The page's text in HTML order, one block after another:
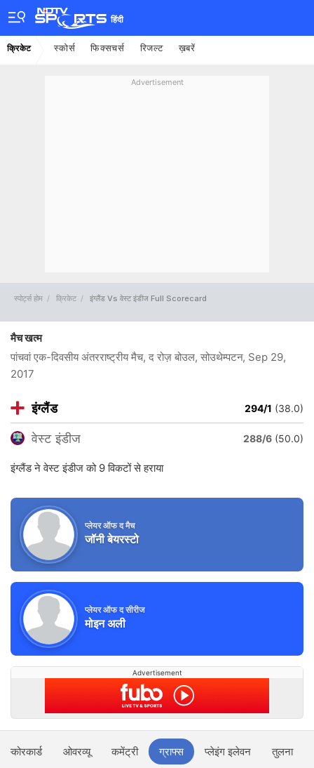
हिंदी
क्रिकेट स्कोर्स फिक्सचर्स रिजल्ट ख़बरें
Advertisement
स्पोर्ट्स होम क्रिकेट इंग्लैंड Vs वेस्ट इंडीज Full Scorecard
मैच खत्म
पांचवां एक-दिवसीय अंतरराष्ट्रीय मैच, द रोज़ बोउल, सोउथेम्पटन, Sep 29,
2017
इंग्लैंड 294/1 (38.0)
वेस्ट इंडीज 288/6 (50.0)
इंग्लैंड ने वेस्ट इंडीज को 9 विकटों से हराया
प्लेयर ऑफ द मैच
जॉनी बेयरस्टो
प्लेयर ऑफ द सीरीज
मोइन अली
Advertisement
स्कोरकार्ड ओवरव्यू कमेंट्री ग्राफ्स प्लेइंग इलेवन तुलना